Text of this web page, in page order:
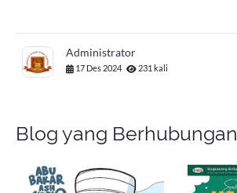
Administrator
17 Des 2024 231 kali
Blog yang Berhubungan